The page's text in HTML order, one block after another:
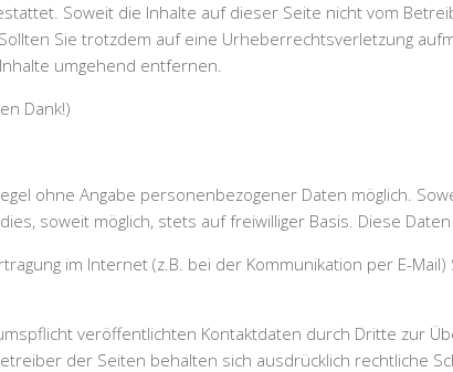
Soweit die Inhalte auf dieser Seite nicht vom
Sie trotzdem auf eine Urheberrechtsverletzung
umgehend entfernen.
Dank!)
ohne Angabe personenbezogener Daten möglich.
soweit möglich, stets auf freiwilliger Basis. Diese
im Internet (z.B. bei der Kommunikation per E-
veröffentlichten Kontaktdaten durch Dritte zur
der Seiten behalten sich ausdrücklich rechtliche